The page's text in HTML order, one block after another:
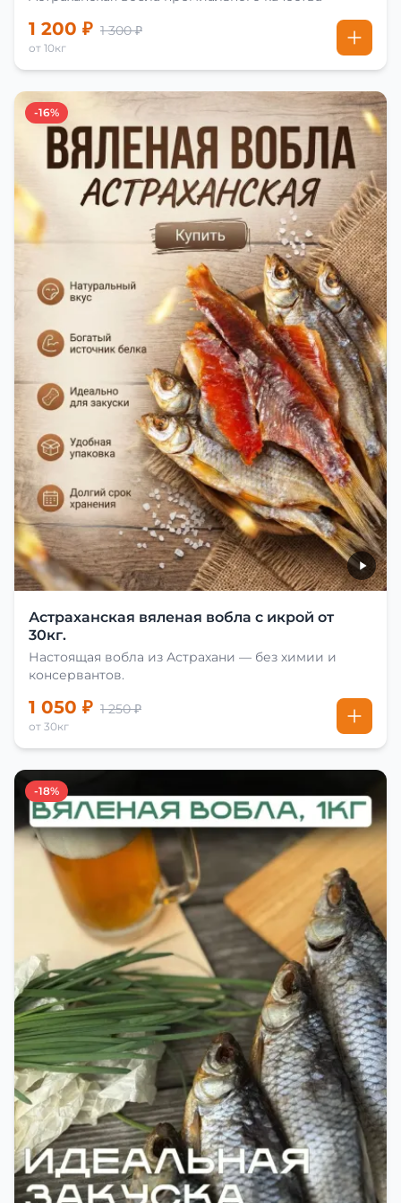
1 200 ₽ 1 300 ₽
от 10кг
-16%
Астраханская вяленая вобла с икрой от
30кг.
Настоящая вобла из Астрахани — без химии и
консервантов.
1 050 ₽ 1 250 ₽
от 30кг
-18%